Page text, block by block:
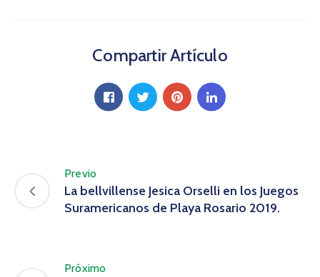
Compartir Artículo
Previo
La bellvillense Jesica Orselli en los Juegos
Suramericanos de Playa Rosario 2019.
Próximo